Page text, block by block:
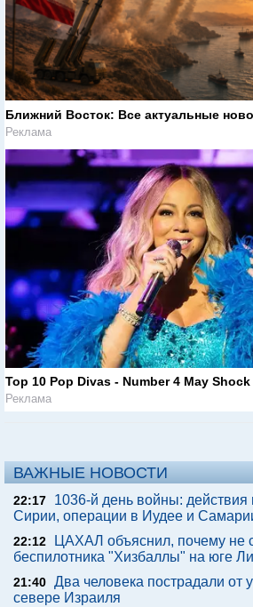
Ближний Восток: Все актуальные
Реклама
Top 10 Pop Divas - Number 4 May Shock
Реклама
ВАЖНЫЕ НОВОСТИ
22:17
1036-й день войны: действия
Сирии, операции в Иудее и
22:12
ЦАХАЛ объяснил, почему не
беспилотника "Хизбаллы" на юге
21:40 Два человека пострадали от
севере Израиля